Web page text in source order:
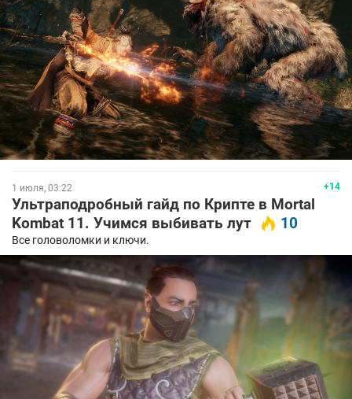
+14
1 июля, 03:22
Ультраподробный гайд по Крипте в Mortal
Kombat 11. Учимся выбивать лут
10
Все головоломки и ключи.